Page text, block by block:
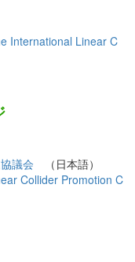
International Linear C
議会 （日本語）
Collider Promotion C